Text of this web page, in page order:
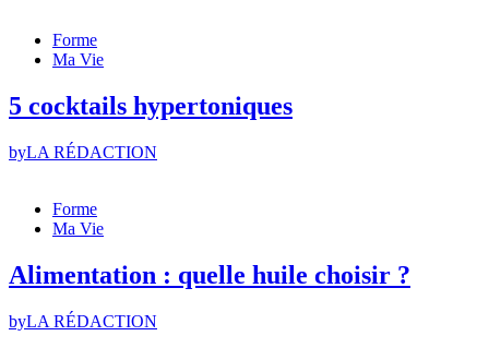
Forme
Ma Vie
5 cocktails hypertoniques
byLA RÉDACTION
Forme
Ma Vie
Alimentation : quelle huile choisir ?
byLA RÉDACTION